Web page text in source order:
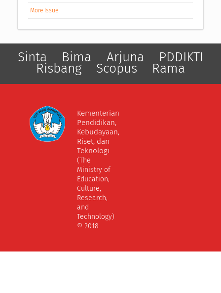
More Issue
Sinta Bima Arjuna PDDIKTI
Risbang Scopus Rama
Kementerian
Pendidikan,
Kebudayaan,
Riset, dan
Teknologi
(The
Ministry of
Education,
Culture,
Research,
and
Technology)
© 2018